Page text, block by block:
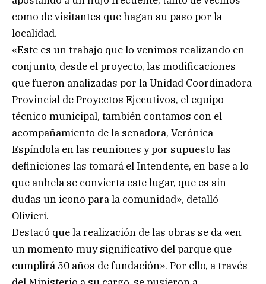
como de visitantes que hagan su paso por la
localidad.
«Este es un trabajo que lo venimos realizando en
conjunto, desde el proyecto, las modificaciones
que fueron analizadas por la Unidad Coordinadora
Provincial de Proyectos Ejecutivos, el equipo
técnico municipal, también contamos con el
acompañamiento de la senadora, Verónica
Espíndola en las reuniones y por supuesto las
definiciones las tomará el Intendente, en base a lo
que anhela se convierta este lugar, que es sin
dudas un icono para la comunidad», detalló
Olivieri.
Destacó que la realización de las obras se da «en
un momento muy significativo del parque que
cumplirá 50 años de fundación». Por ello, a través